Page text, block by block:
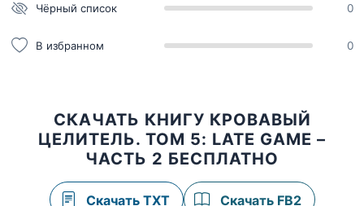
Чёрный список 0
В избранном 0
СКАЧАТЬ КНИГУ КРОВАВЫЙ
ЦЕЛИТЕЛЬ. ТОМ 5: LATE GAME –
ЧАСТЬ 2 БЕСПЛАТНО
Скачать TXT Скачать FB2